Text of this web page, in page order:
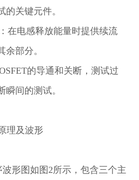
的关键元件。
：在电感释放能量时提供续流
余部分。
的导通和关断，测试过
瞬间的测试。
理及波形
形图如图2所示，包含三个主